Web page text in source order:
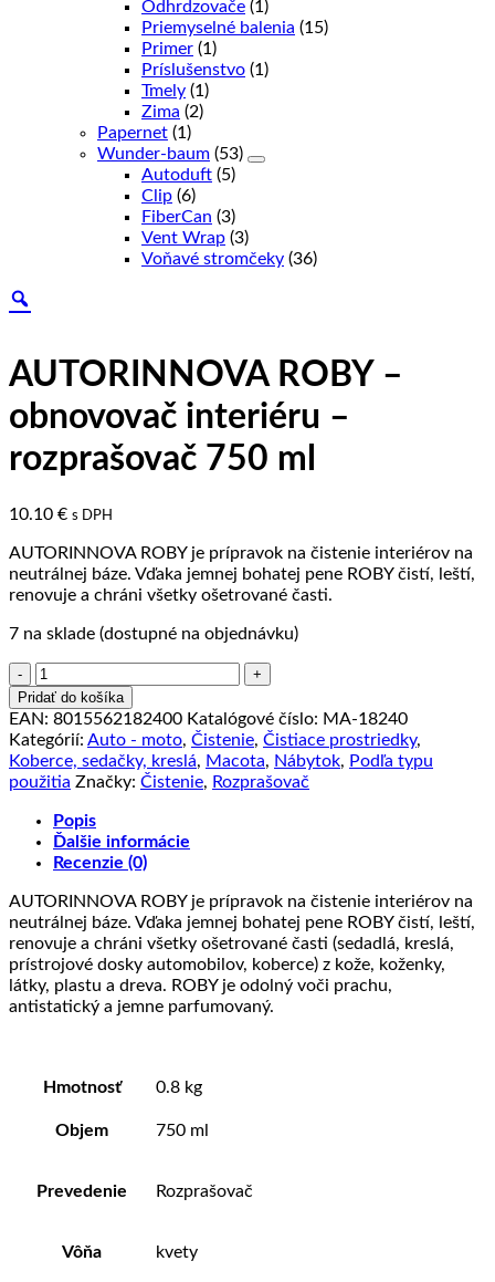
Odhrdzovače (1)
Priemyselné balenia (15)
Primer (1)
Príslušenstvo (1)
Tmely (1)
Zima (2)
Papernet (1)
Wunder-baum (53)
Autoduft (5)
Clip (6)
FiberCan (3)
Vent Wrap (3)
Voňavé stromčeky (36)
AUTORINNOVA ROBY –
obnovovač interiéru –
rozprašovač 750 ml
10.10 € s DPH
AUTORINNOVA ROBY je prípravok na čistenie interiérov na
neutrálnej báze. Vďaka jemnej bohatej pene ROBY čistí, leští,
renovuje a chráni všetky ošetrované časti.
7 na sklade (dostupné na objednávku)
množstvo
AUTORINNOVA
ROBY
-
obnovovač
interiéru
rozprašovač
750
ml
Pridať do košíka
EAN: 8015562182400 Katalógové číslo: MA-18240
Kategórií: Auto - moto, Čistenie, Čistiace prostriedky,
Koberce, sedačky, kreslá, Macota, Nábytok, Podľa typu
použitia Značky: Čistenie, Rozprašovač
Popis
Ďalšie informácie
Recenzie (0)
AUTORINNOVA ROBY je prípravok na čistenie interiérov na
neutrálnej báze. Vďaka jemnej bohatej pene ROBY čistí, leští,
renovuje a chráni všetky ošetrované časti (sedadlá, kreslá,
prístrojové dosky automobilov, koberce) z kože, koženky,
látky, plastu a dreva. ROBY je odolný voči prachu,
antistatický a jemne parfumovaný.
Hmotnosť 0.8 kg
Objem 750 ml
Prevedenie Rozprašovač
Vôňa kvety